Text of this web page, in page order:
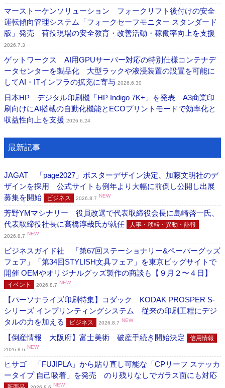
マーストーケンソリューション フォークリフト後付けの安全
運転傾向管理システム「フォークセーフモニター スタンダード
版」発売 荷役現場の安全教育・改善活動・稼働率向上を支援
2026.7.3
ゲットワークス AI用GPUサーバー対応の特別仕様コンテナデ
ータセンターを製品化 大型ラックや液浸装置の設置を可能に
してAI・ITインフラの拡充に寄与 2026.6.30
日本HP デジタル印刷機「HP Indigo 7K+」を発表 A3商業印
刷向けにAI搭載の自動化機能とECOプリントモードで効率化と
収益性向上を支援 2026.6.24
最新記事
JAGAT 「page2027」ポスターデザイン決定、加藤文明社のデ
ザインを採用 公式サイトも例年より大幅に前倒し公開し出展
募集を開始
ビジネス 2026.8.7 NEW
芳野YMマシナリー 役員改選で代表取締役会長に島崎啓一氏、
代表取締役社長に髙橋淳哉氏が就任
人事・移転・異動・訃報
2026.8.7 NEW
ビジネスガイド社 「第67回ステーショナリー&ペーパーグッズ
フェア」「第34回STYLISH文具フェア」を東京ビッグサイトで
開催 OEMやオリジナルグッズ製作の商談も【９月２〜４日】
イベント 2026.8.7 NEW
【パーソナライズ印刷特集】コダック KODAK PROSPER S-
シリーズ インプリンティングシステム 従来の印刷工程にデジ
タルの力を加える
ビジネス 2026.8.7 NEW
【倒産情報 大阪府】富士美術 破産手続き開始決定 信用情報
2026.8.6 NEW
ヒサゴ 「FUJIPLA」から貼り直し可能な「CPリーフ ステッカ
ータイプ 自己吸着」を発売 のり残りなしでガラス面にも対応
NEW